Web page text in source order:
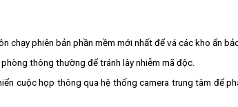
chạy phiên bản phần mềm mới nhất để vá các kho ẩn
thông thường để tránh lây nhiễm mã độc.
cuộc họp thông qua hệ thống camera trung tâm để